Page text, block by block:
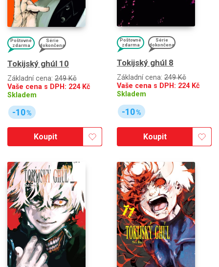
Poštovné
zdarma
Série
dokončena
Tokijský ghúl 10
Základní cena: 249 Kč
Vaše cena s DPH: 224Kč
Skladem
-10%
Koupit
Poštovné
zdarma
Série
dokončena
Tokijský ghúl 8
Základní cena: 249 Kč
Vaše cena s DPH: 224Kč
Skladem
-10%
Koupit